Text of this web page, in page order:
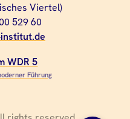
Viertel)
529 60
WDR 5
Führung